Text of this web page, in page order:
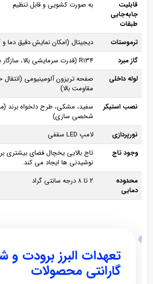
قابلیت
جابه‌جایی
طبقات
به‌ صورت کشویی و قابل تنظیم
ترموستات
دیجیتال (امکان نمایش دقیق دما
گاز مبرد
R134 (قدرت سرمایشی بالا، سازگار با محیط ‌زیست)
لوله داخلی
صفحه تریزون آلومینیومی
مقاومت بالا)
نصب استیکر
سفید، مشکی، طرح دلخواه برند
شخصی‌ سازی)
نورپردازی
لامپ LED سقفی
وجود تاج
تاج بالایی یخچال فضای بیشتری
نوشیدنی‌ ها ایجاد می‌ کند.
محدوده
دمایی
۲ تا ۸ درجه سانتی‌ گراد
تعهدات البرز برودت و
گارانتی محصولات